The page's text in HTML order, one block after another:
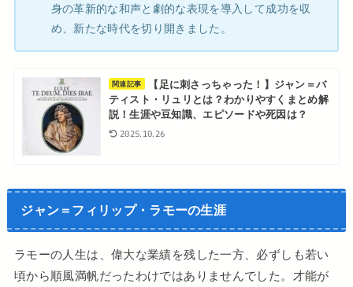
身の革新的な和声と劇的な表現を導入して成功を収
め、新たな時代を切り開きました。
関連記事
【足に刺さっちゃった！】ジャン＝バ
ティスト・リュリとは？わかりやすくまとめ解
説！生涯や豆知識、エピソードや死因は？
2025.10.26
ジャン＝フィリップ・ラモーの生涯
ラモーの人生は、偉大な業績を残した一方、必ずしも若い
頃から順風満帆だったわけではありませんでした。才能が